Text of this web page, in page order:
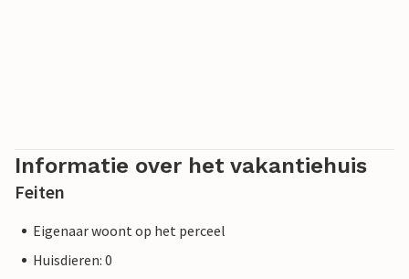
Informatie over het vakantiehuis
Feiten
Eigenaar woont op het perceel
Huisdieren: 0